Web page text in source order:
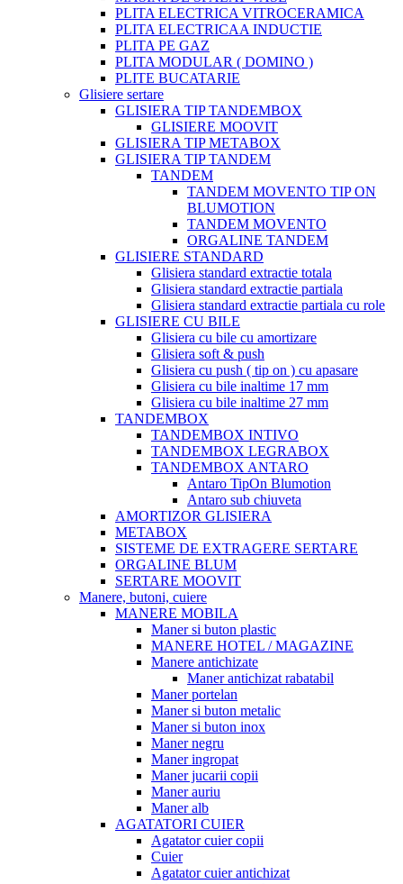
PLITA ELECTRICA VITROCERAMICA
PLITA ELECTRICAA INDUCTIE
PLITA PE GAZ
PLITA MODULAR ( DOMINO )
PLITE BUCATARIE
Glisiere sertare
GLISIERA TIP TANDEMBOX
GLISIERE MOOVIT
GLISIERA TIP METABOX
GLISIERA TIP TANDEM
TANDEM
TANDEM MOVENTO TIP ON
BLUMOTION
TANDEM MOVENTO
ORGALINE TANDEM
GLISIERE STANDARD
Glisiera standard extractie totala
Glisiera standard extractie partiala
Glisiera standard extractie partiala cu role
GLISIERE CU BILE
Glisiera cu bile cu amortizare
Glisiera soft & push
Glisiera cu push ( tip on ) cu apasare
Glisiera cu bile inaltime 17 mm
Glisiera cu bile inaltime 27 mm
TANDEMBOX
TANDEMBOX INTIVO
TANDEMBOX LEGRABOX
TANDEMBOX ANTARO
Antaro TipOn Blumotion
Antaro sub chiuveta
AMORTIZOR GLISIERA
METABOX
SISTEME DE EXTRAGERE SERTARE
ORGALINE BLUM
SERTARE MOOVIT
Manere, butoni, cuiere
MANERE MOBILA
Maner si buton plastic
MANERE HOTEL / MAGAZINE
Manere antichizate
Maner antichizat rabatabil
Maner portelan
Maner si buton metalic
Maner si buton inox
Maner negru
Maner ingropat
Maner jucarii copii
Maner auriu
Maner alb
AGATATORI CUIER
Agatator cuier copii
Cuier
Agatator cuier antichizat